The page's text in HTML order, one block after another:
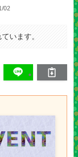
02
います。